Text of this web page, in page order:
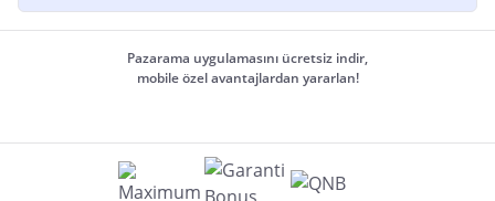
Pazarama uygulamasını ücretsiz indir,
mobile özel avantajlardan yararlan!